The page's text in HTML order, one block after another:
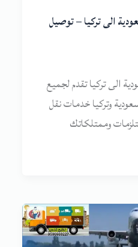
الى تركيا – توصيل
الى تركيا تقدم لجميع
وتركيا خدمات نقل
وممتلكاتك